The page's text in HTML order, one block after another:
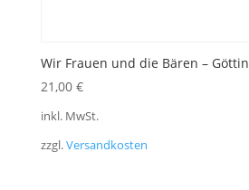
Wir Frauen und die Bären – Göttin
21,00 €
inkl. MwSt.
zzgl.Versandkosten